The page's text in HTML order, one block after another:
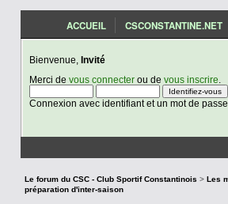
ACCUEIL CSCONSTANTINE.NET
Bienvenue, Invité
Merci de vous connecterou de vous inscrire
Connexion avec identifiant et un mot de passe
Le forum du CSC - Club Sportif Constantinois >
préparation d'inter-saison